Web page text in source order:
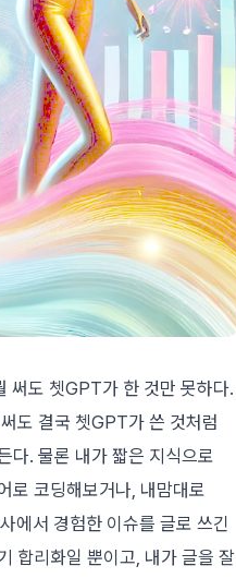
써도 쳇GPT가 한 것만 못하다.
도 결국 쳇GPT가 쓴 것처럼
다. 물론 내가 짧은 지식으로
로 코딩해보거나, 내맘대로
에서 경험한 이슈를 글로 쓰긴
합리화일 뿐이고, 내가 글을 잘